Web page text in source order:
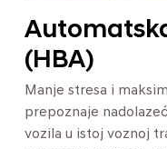
(HBA)
Manje stresa i
prepoznaje
vozila u istoj voznoj